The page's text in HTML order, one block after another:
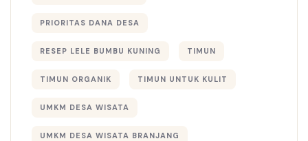
PRIORITAS DANA DESA
RESEP LELE BUMBU KUNING TIMUN
TIMUN ORGANIK TIMUN UNTUK KULIT
UMKM DESA WISATA
UMKM DESA WISATA BRANJANG